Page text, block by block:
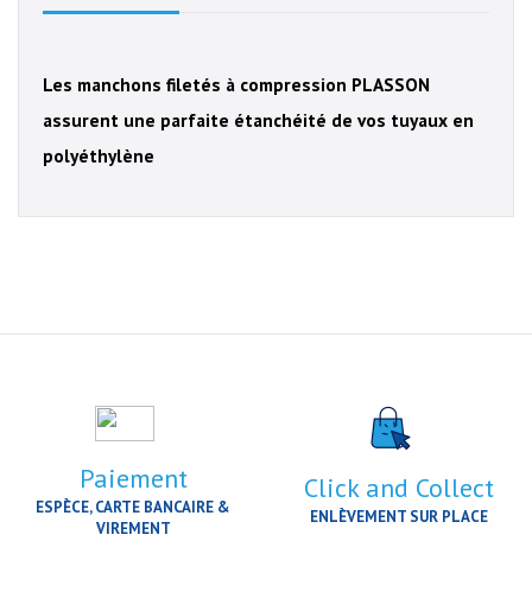
Les manchons filetés à compression PLASSON
assurent une parfaite étanchéité de vos tuyaux en
polyéthylène
Paiement
ESPÈCE, CARTE BANCAIRE &
VIREMENT
Click and Collect
ENLÈVEMENT SUR PLACE